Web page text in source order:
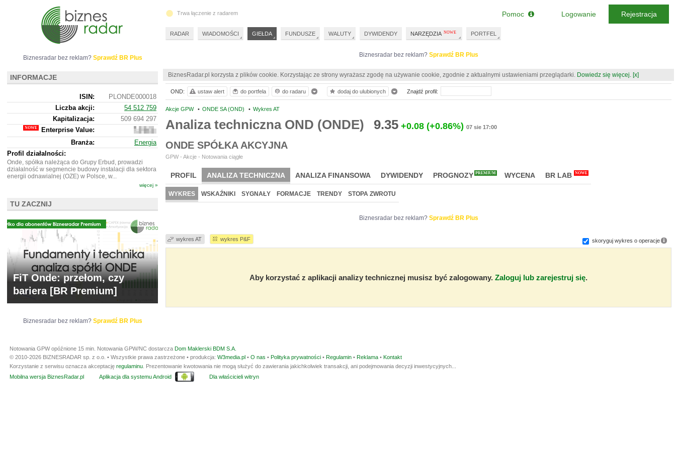
Biznesradar bez reklam? Sprawdź BR Plus
BiznesRadar.pl korzysta z plików cookie. Korzystając ze strony wyrażasz zgodę na używanie cookie, zgodnie z aktualnymi ustawieniami przeglądarki. Dowiedz się więcej. [x]
Akcje GPW • ONDE SA (OND) • Wykres AT
Analiza techniczna OND (ONDE) 9.35 +0.08 (+0.86%) 07 sie 17:00
ONDE SPÓŁKA AKCYJNA
GPW - Akcje - Notowania ciągłe
PROFIL ANALIZA TECHNICZNA ANALIZA FINANSOWA DYWIDENDY PROGNOZY PREMIUM WYCENA BR LAB NOWE
WYKRES WSKAŹNIKI SYGNAŁY FORMACJE TRENDY STOPA ZWROTU
Biznesradar bez reklam? Sprawdź BR Plus
wykres AT wykres P&F skoryguj wykres o operacje
Aby korzystać z aplikacji analizy technicznej musisz być zalogowany. Zaloguj lub zarejestruj się.
OND: ustaw alert do portfela do radaru dodaj do ulubionych Znajdź profil:
Biznesradar bez reklam? Sprawdź BR Plus
INFORMACJE
ISIN:
PLONDE000018
Liczba akcji:
54 512 759
Kapitalizacja:
509 694 297
Enterprise Value:
601
998
297
Branża:
Energia
Profil działalności:
Onde, spółka należąca do Grupy Erbud, prowadzi
działalność w segmencie budowy instalacji dla sektora
energii odnawialnej (OZE) w Polsce, w...
więcej »
TU ZACZNIJ
FiT Onde: przełom, czy
bariera [BR Premium]
Biznesradar bez reklam? Sprawdź BR Plus
Trwa łączenie z radarem
RADAR WIADOMOŚCI GIEŁDA FUNDUSZE WALUTY DYWIDENDY NARZĘDZIA PORTFEL
Pomoc Logowanie Rejestracja
Notowania GPW opóźnione 15 min. Notowania GPW/NC dostarcza Dom Maklerski BDM S.A.
© 2010-2026 BIZNESRADAR sp. z o.o. • Wszystkie prawa zastrzeżone • produkcja: W3media.pl • O nas • Polityka prywatności • Regulamin • Reklama • Kontakt
Korzystanie z serwisu oznacza akceptację regulaminu . Prezentowanie kwotowania nie mogą służyć do zawierania jakichkolwiek transakcji, ani podejmowania decyzji inwestycyjnych...
Mobilna wersja BiznesRadar.pl
Aplikacja dla systemu Android Dla właścicieli witryn